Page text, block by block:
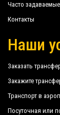
Часто
Контакты
Наши
Заказать
Закажите
Транспорт в
Посуточная или